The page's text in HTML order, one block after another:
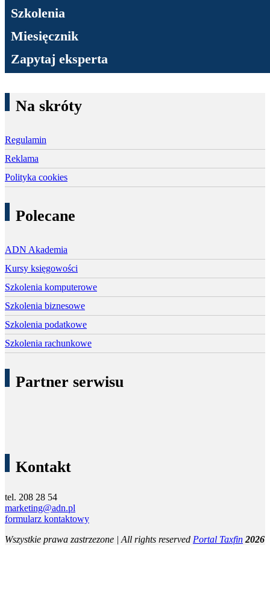
Szkolenia
Miesięcznik
Zapytaj eksperta
Na skróty
Regulamin
Reklama
Polityka cookies
Polecane
ADN Akademia
Kursy księgowości
Szkolenia komputerowe
Szkolenia biznesowe
Szkolenia podatkowe
Szkolenia rachunkowe
Partner serwisu
Kontakt
tel. 208 28 54
marketing@adn.pl
formularz kontaktowy
Wszystkie prawa zastrzezone | All rights reserved Portal Taxfin 2026